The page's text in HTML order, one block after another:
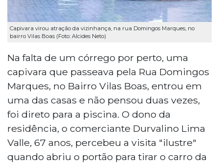
Capivara virou atração da vizinhança, na rua Domingos Marques, no
bairro Vilas Boas (Foto: Alcides Neto)
Na falta de um córrego por perto, uma
capivara que passeava pela Rua Domingos
Marques, no Bairro Vilas Boas, entrou em
uma das casas e não pensou duas vezes,
foi direto para a piscina. O dono da
residência, o comerciante Durvalino Lima
Valle, 67 anos, percebeu a visita "ilustre"
quando abriu o portão para tirar o carro da